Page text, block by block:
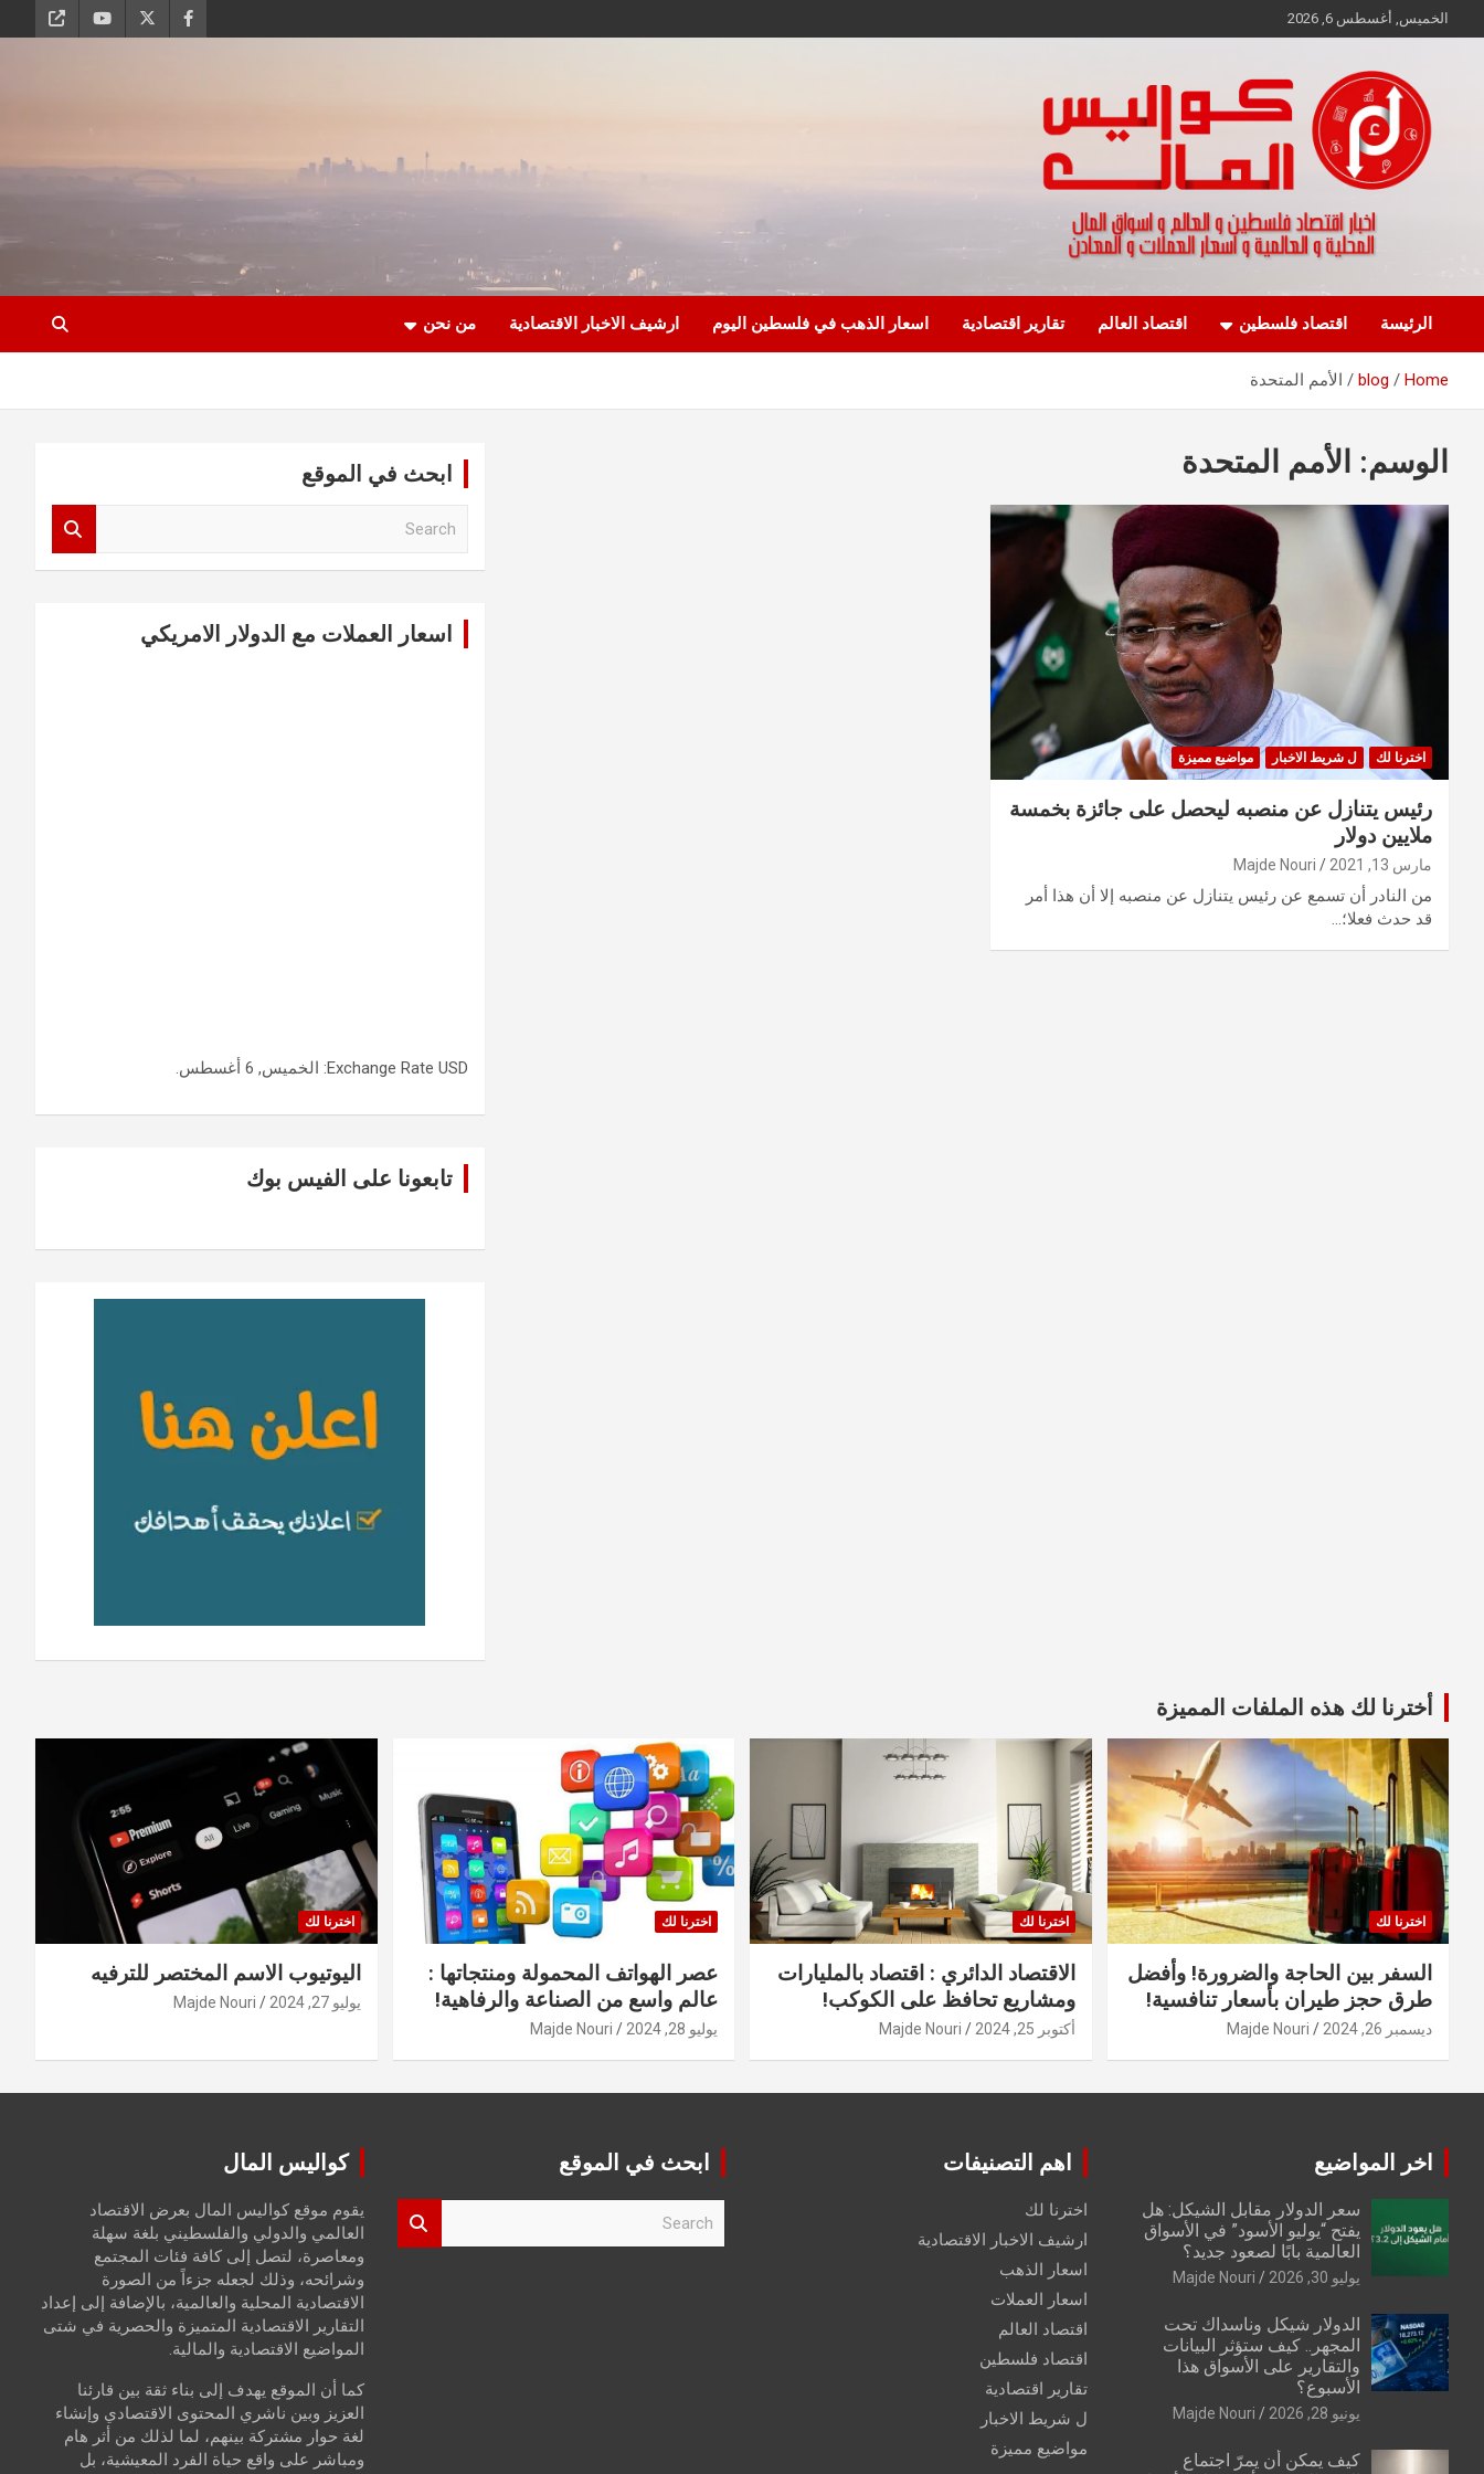
to
الخميس, أغسطس 6, 2026
كواليس المال
الرئيسة اقتصاد فلسطين اقتصاد العالم تقارير اقتصادية اسعار الذهب في فلسطين اليوم ارشيف الاخبار الاقتصادية من نحن
Home
blog الأمم المتحدة
الوسم: الأمم المتحدة
اخترنا لك ل شريط الاخبار مواضيع مميزة
رئيس يتنازل عن منصبه ليحصل على جائزة بخمسة
ملايين دولار
مارس 13, 2021 Majde Nouri
من النادر أن تسمع عن رئيس يتنازل عن منصبه إلا أن هذا أمر
قد حدث فعلا؛…
ابحث في الموقع
اسعار العملات مع الدولار الامريكي
Exchange Rate USD : الخميس, 6 أغسطس.
تابعونا على الفيس بوك
أخترنا لك هذه الملفات المميزة
اخترنا لك
السفر بين الحاجة والضرورة! وأفضل
طرق حجز طيران بأسعار تنافسية!
ديسمبر 26, 2024 Majde Nouri
اخترنا لك
الاقتصاد الدائري : اقتصاد بالمليارات
ومشاريع تحافظ على الكوكب!
أكتوبر 25, 2024 Majde Nouri
اخترنا لك
عصر الهواتف المحمولة ومنتجاتها :
عالم واسع من الصناعة والرفاهية!
يوليو 28, 2024 Majde Nouri
اخترنا لك
اليوتيوب الاسم المختصر للترفيه
يوليو 27, 2024 Majde Nouri
اخر المواضيع
سعر الدولار مقابل الشيكل: هل
يفتح “يوليو الأسود” في الأسواق
العالمية بابًا لصعود جديد؟
يوليو 30, 2026 Majde Nouri
الدولار شيكل وناسداك تحت
المجهر.. كيف ستؤثر البيانات
والتقارير على الأسواق هذا
الأسبوع؟
يونيو 28, 2026 Majde Nouri
كيف يمكن أن يمرّ اجتماع
اهم التصنيفات
اخترنا لك
ارشيف الاخبار الاقتصادية
اسعار الذهب
اسعار العملات
اقتصاد العالم
اقتصاد فلسطين
تقارير اقتصادية
ل شريط الاخبار
مواضيع مميزة
ابحث في الموقع كواليس المال
يقوم موقع كواليس المال بعرض الاقتصاد
العالمي والدولي والفلسطيني بلغة سهلة
ومعاصرة، لتصل إلى كافة فئات المجتمع
وشرائحه، وذلك لجعله جزءاً من الصورة
الاقتصادية المحلية والعالمية، بالإضافة إلى إعداد
التقارير الاقتصادية المتميزة والحصرية في شتى
المواضيع الاقتصادية والمالية.
كما أن الموقع يهدف إلى بناء ثقة بين قارئنا
العزيز وبين ناشري المحتوى الاقتصادي وإنشاء
لغة حوار مشتركة بينهم، لما لذلك من أثر هام
ومباشر على واقع حياة الفرد المعيشية، بل